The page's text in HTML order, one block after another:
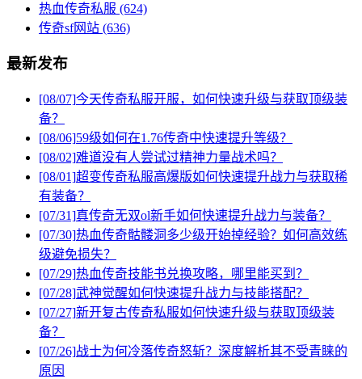
热血传奇私服 (624)
传奇sf网站 (636)
最新发布
[08/07]今天传奇私服开服，如何快速升级与获取顶级装
备？
[08/06]59级如何在1.76传奇中快速提升等级？
[08/02]难道没有人尝试过精神力量战术吗？
[08/01]超变传奇私服高爆版如何快速提升战力与获取稀
有装备？
[07/31]真传奇无双ol新手如何快速提升战力与装备？
[07/30]热血传奇骷髅洞多少级开始掉经验？如何高效练
级避免损失？
[07/29]热血传奇技能书兑换攻略，哪里能买到？
[07/28]武神觉醒如何快速提升战力与技能搭配？
[07/27]新开复古传奇私服如何快速升级与获取顶级装
备？
[07/26]战士为何冷落传奇怒斩？深度解析其不受青睐的
原因